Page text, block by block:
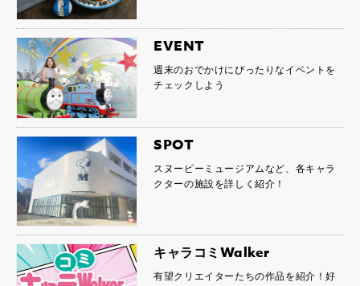
EVENT
週末のおでかけにぴったりなイベントを
チェックしよう
SPOT
スヌーピーミュージアムなど、各キャラ
クターの施設を詳しく紹介！
キャラコミWalker
有望クリエイターたちの作品を紹介！好